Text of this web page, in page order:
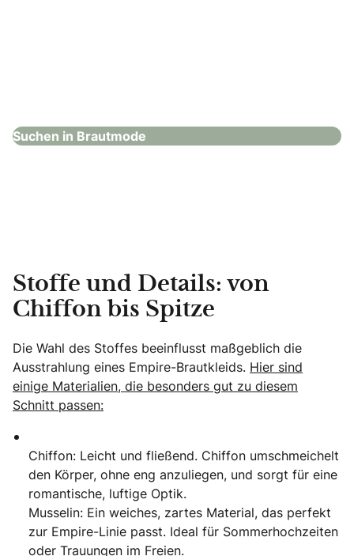
Suchen in Brautmode
Stoffe und Details: von
Chiffon bis Spitze
Die Wahl des Stoffes beeinflusst maßgeblich die
Ausstrahlung eines Empire-Brautkleids. Hier sind
einige Materialien, die besonders gut zu diesem
Schnitt passen:
Chiffon: Leicht und fließend. Chiffon umschmeichelt
den Körper, ohne eng anzuliegen, und sorgt für eine
romantische, luftige Optik.
Musselin: Ein weiches, zartes Material, das perfekt
zur Empire-Linie passt. Ideal für Sommerhochzeiten
oder Trauungen im Freien.